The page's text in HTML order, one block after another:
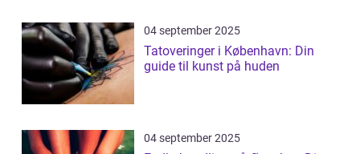
04 september 2025
Tatoveringer i København: Din
guide til kunst på huden
04 september 2025